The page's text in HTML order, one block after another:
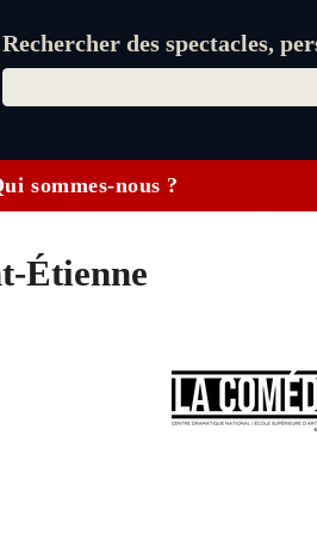
Rechercher des spectacles,
sommes-nous ?
Étienne